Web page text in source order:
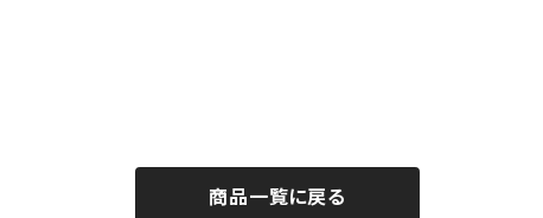
商品一覧に戻る